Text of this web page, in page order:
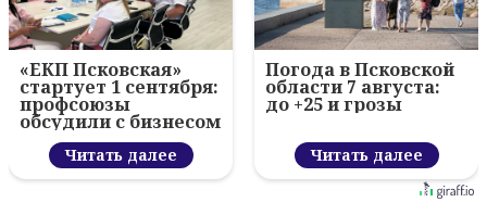
«ЕКП Псковская»
стартует 1 сентября:
профсоюзы
обсудили с бизнесом
новый цифровой
проектЧитать далее
Погода в Псковской
области 7 августа:
до +25 и грозы
Читать далее